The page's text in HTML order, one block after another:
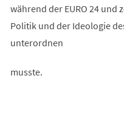
während der EURO 24 und
Politik und der Ideologie
unterordnen
musste.